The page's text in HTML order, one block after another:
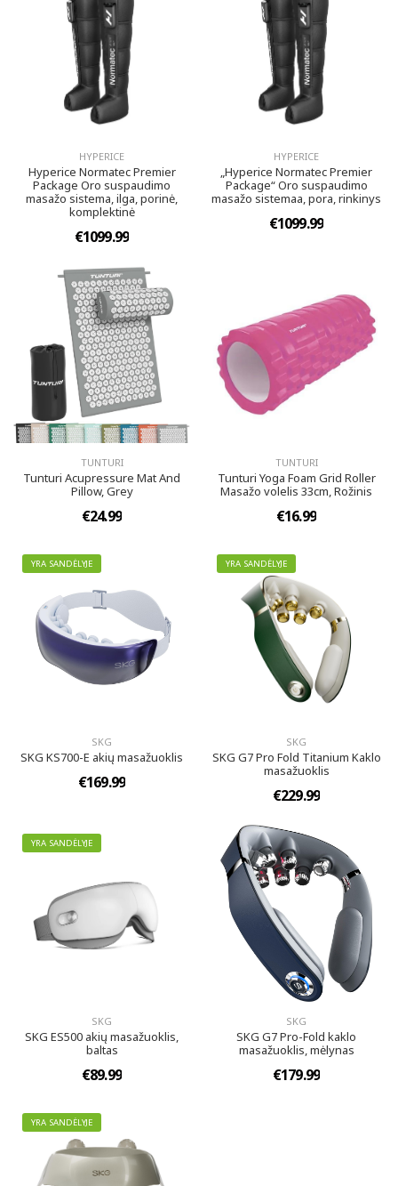
HYPERICE
Hyperice Normatec Premier
Package Oro suspaudimo
masažo sistema, ilga, porinė,
komplektinė
€1099.99
HYPERICE
„Hyperice Normatec Premier
Package“ Oro suspaudimo
masažo sistemaa, pora, rinkinys
€1099.99
TUNTURI
Tunturi Acupressure Mat And
Pillow, Grey
€24.99
TUNTURI
Tunturi Yoga Foam Grid Roller
Masažo volelis 33cm, Rožinis
€16.99
YRA SANDĖLYJE
SKG
SKG KS700-E akių masažuoklis
€169.99
YRA SANDĖLYJE
SKG
SKG G7 Pro Fold Titanium Kaklo
masažuoklis
€229.99
YRA SANDĖLYJE
SKG
SKG ES500 akių masažuoklis,
baltas
€89.99
SKG
SKG G7 Pro-Fold kaklo
masažuoklis, mėlynas
€179.99
YRA SANDĖLYJE